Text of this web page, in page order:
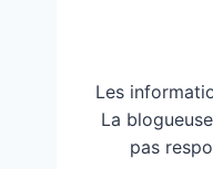
Les
La
pas